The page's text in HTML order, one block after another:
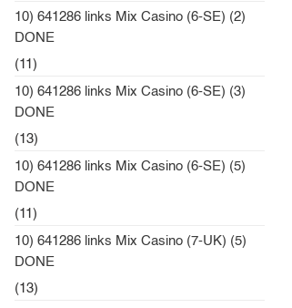
10) 641286 links Mix Casino (6-SE) (2)
DONE
(11)
10) 641286 links Mix Casino (6-SE) (3)
DONE
(13)
10) 641286 links Mix Casino (6-SE) (5)
DONE
(11)
10) 641286 links Mix Casino (7-UK) (5)
DONE
(13)